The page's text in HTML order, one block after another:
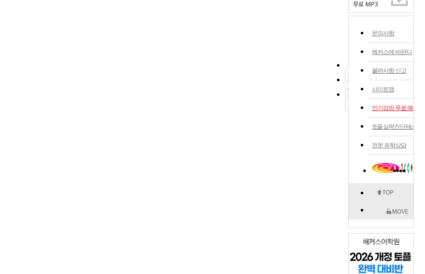
문의사항
해커스에 바란다
불편사항 신고
사이트맵
인기강의 무료 예약
토플 실력 진단 테스트
전문 유학상담